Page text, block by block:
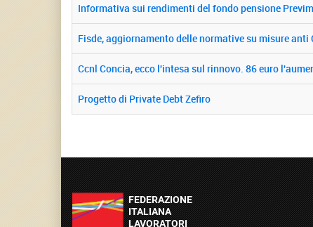
Informativa sui rendimenti del fondo pensione
Fisde, aggiornamento delle normative su misure anti
Ccnl Concia, ecco l'intesa sul rinnovo. 86 euro
Progetto di Private Debt Zefiro